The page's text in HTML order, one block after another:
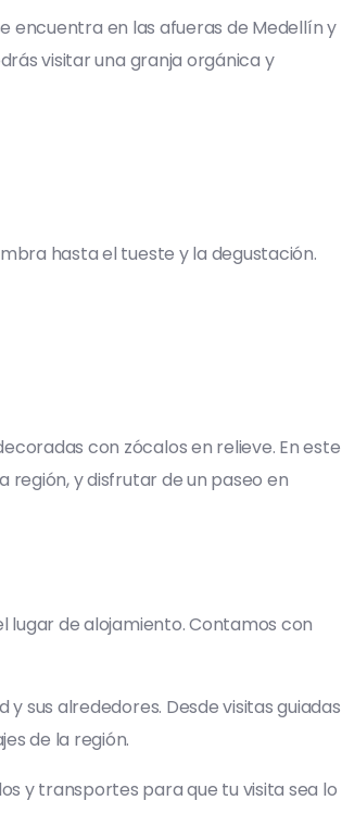
encuentra en las afueras de Medellín y
visitar una granja orgánica y
hasta el tueste y la degustación.
con zócalos en relieve. En este
y disfrutar de un paseo en
lugar de alojamiento. Contamos con
sus alrededores. Desde visitas guiadas
de la región.
y transportes para que tu visita sea lo